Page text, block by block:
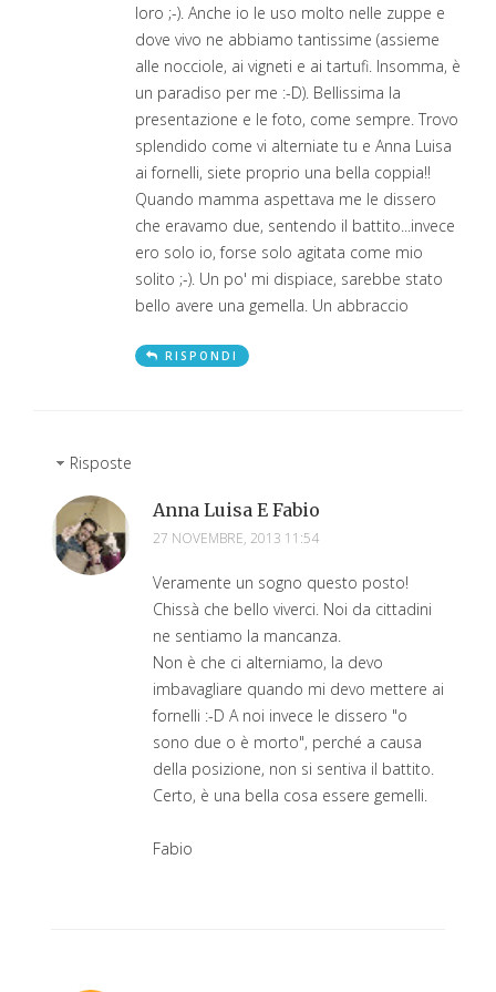
loro ;-). Anche io le uso molto nelle zuppe e
dove vivo ne abbiamo tantissime (assieme
alle nocciole, ai vigneti e ai tartufi. Insomma, è
un paradiso per me :-D). Bellissima la
presentazione e le foto, come sempre. Trovo
splendido come vi alterniate tu e Anna Luisa
ai fornelli, siete proprio una bella coppia!!
Quando mamma aspettava me le dissero
che eravamo due, sentendo il battito...invece
ero solo io, forse solo agitata come mio
solito ;-). Un po' mi dispiace, sarebbe stato
bello avere una gemella. Un abbraccio
RISPONDI
Risposte
Anna Luisa E Fabio
27 NOVEMBRE, 2013 11:54
Veramente un sogno questo posto!
Chissà che bello viverci. Noi da cittadini
ne sentiamo la mancanza.
Non è che ci alterniamo, la devo
imbavagliare quando mi devo mettere ai
fornelli :-D A noi invece le dissero "o
sono due o è morto", perché a causa
della posizione, non si sentiva il battito.
Certo, è una bella cosa essere gemelli.
Fabio